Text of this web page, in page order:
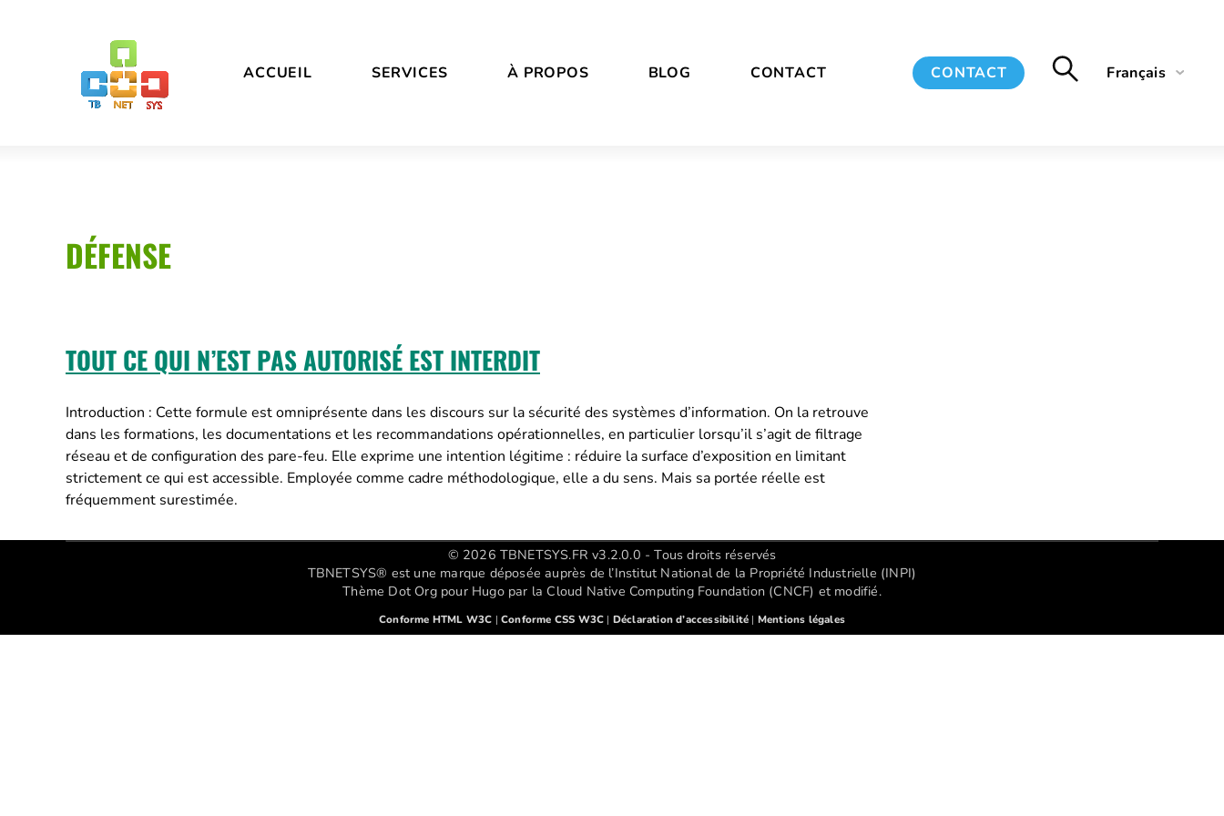
ACCUEIL SERVICES À PROPOS BLOG CONTACT CONTACT Français
DÉFENSE
TOUT CE QUI N’EST PAS AUTORISÉ EST INTERDIT
Introduction : Cette formule est omniprésente dans les discours sur la sécurité des systèmes d’information. On la retrouve
dans les formations, les documentations et les recommandations opérationnelles, en particulier lorsqu’il s’agit de filtrage
réseau et de configuration des pare-feu. Elle exprime une intention légitime : réduire la surface d’exposition en limitant
strictement ce qui est accessible. Employée comme cadre méthodologique, elle a du sens. Mais sa portée réelle est
fréquemment surestimée.
© 2026 TBNETSYS.FR v3.2.0.0 - Tous droits réservés
TBNETSYS® est une marque déposée auprès de l’Institut National de la Propriété Industrielle (INPI)
Thème Dot Org pour Hugo par la Cloud Native Computing Foundation (CNCF) et modifié.
Conforme HTML W3C | Conforme CSS W3C | Déclaration d’accessibilité | Mentions légales